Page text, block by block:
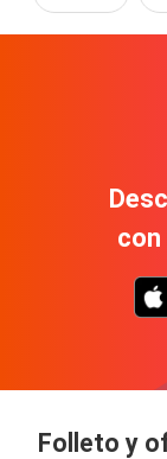
con
Folleto y